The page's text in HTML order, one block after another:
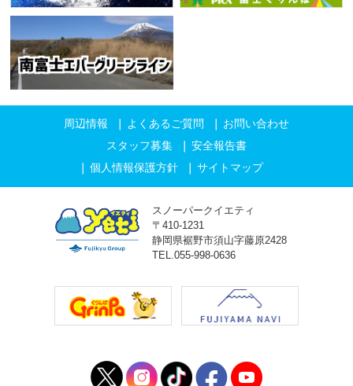
周辺情報 よくあるご質問
お問い合わせ
スタッフ募集
安全報告書
個人情報保護方針
サイトマップ
スノーパークイエティ
〒410-1231
静岡県裾野市須山字藤原2428
TEL.055-998-0636